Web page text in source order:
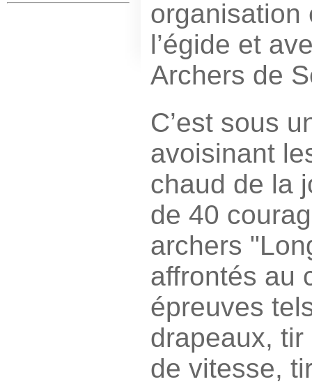
organisation
l’égide et
Archers de
C’est sous
avoisinant
chaud de la
de 40
archers
affrontés au
épreuves
drapeaux,
de vitesse,